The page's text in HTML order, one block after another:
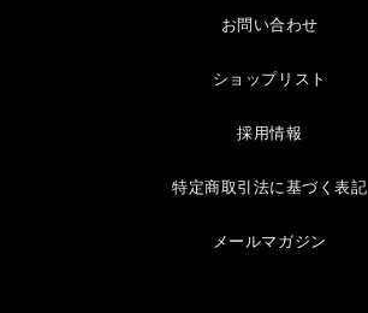
お問い合わせ
ショップリスト
採用情報
特定商取引法に基づく表記
メールマガジン